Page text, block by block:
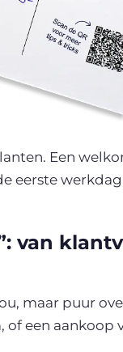
Een
eerste
van
maar puur
een aankoop